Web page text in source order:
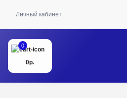
Личный кабинет
0
0р.